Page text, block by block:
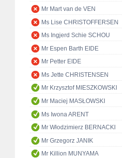
Mr Mart van de VEN
Ms Lise CHRISTOFFERSEN
Ms Ingjerd Schie SCHOU
Mr Espen Barth EIDE
Mr Petter EIDE
Ms Jette CHRISTENSEN
Mr Krzysztof MIESZKOWSKI
Mr Maciej MASŁOWSKI
Ms Iwona ARENT
Mr Włodzimierz BERNACKI
Mr Grzegorz JANIK
Mr Killion MUNYAMA